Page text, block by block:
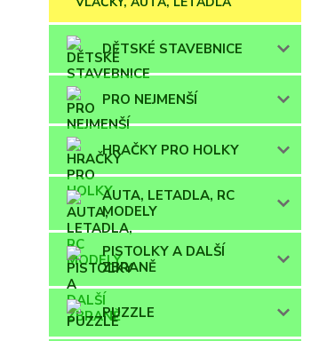
DĚTSKÉ STAVEBNICE
PRO NEJMENŠÍ
HRAČKY PRO HOLKY
AUTA, LETADLA, RC
MODELY
PISTOLKY A DALŠÍ
ZBRANĚ
PUZZLE